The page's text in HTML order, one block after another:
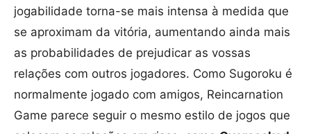
jogabilidade torna-se mais intensa à medida que
se aproximam da vitória, aumentando ainda mais
as probabilidades de prejudicar as vossas
relações com outros jogadores. Como Sugoroku é
normalmente jogado com amigos, Reincarnation
Game parece seguir o mesmo estilo de jogos que